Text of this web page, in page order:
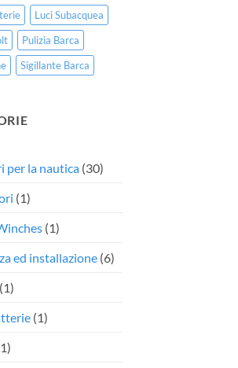
Luci Subacquea
Pulizia Barca
Sigillante Barca
per la nautica(30)
(1)
(1)
ed installazione(6)
(1)